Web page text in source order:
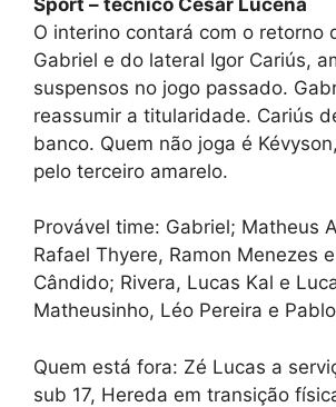
O interino contará com o retorno
Gabriel e do lateral Igor Cariús,
suspensos no jogo passado.
reassumir a titularidade. Cariús
banco. Quem não joga é
pelo terceiro amarelo.
Provável time: Gabriel; Matheus
Rafael Thyere, Ramon Menezes
Cândido; Rivera, Lucas Kal e
Matheusinho, Léo Pereira e
Quem está fora: Zé Lucas a
sub 17, Hereda em transição